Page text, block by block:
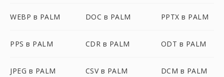
WEBP в PALM DOC в PALM PPTX в PALM
PPS в PALM CDR в PALM ODT в PALM
JPEG в PALM CSV в PALM DCM в PALM